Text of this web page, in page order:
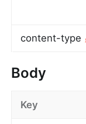
content-type
Body
Key